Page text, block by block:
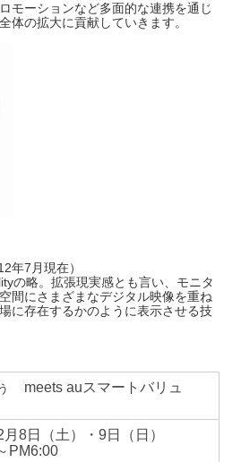
モーションなど多面的な連携を通じ
体の拡大に貢献していきます。
年7月現在）
の略。拡張現実感とも言い、モニタ
間にさまざまなデジタル映像を重ね
に存在するかのように表示させる技
meets auスマートバリュ
8日（土）・9日（日）
PM6:00